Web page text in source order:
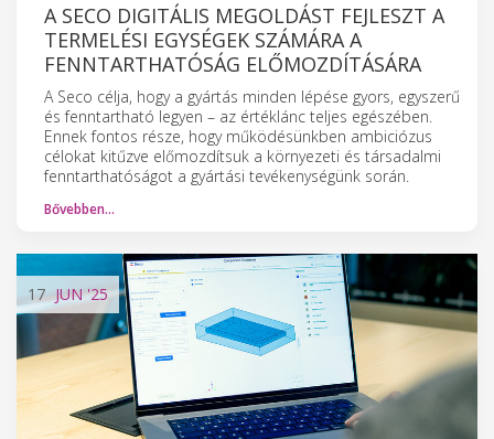
A SECO DIGITÁLIS MEGOLDÁST FEJLESZT A
TERMELÉSI EGYSÉGEK SZÁMÁRA A
FENNTARTHATÓSÁG ELŐMOZDÍTÁSÁRA
A Seco célja, hogy a gyártás minden lépése gyors, egyszerű
és fenntartható legyen – az értéklánc teljes egészében.
Ennek fontos része, hogy működésünkben ambiciózus
célokat kitűzve előmozdítsuk a környezeti és társadalmi
fenntarthatóságot a gyártási tevékenységünk során.
Bővebben…
17 JUN'25